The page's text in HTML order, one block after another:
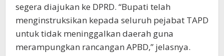
segera diajukan ke DPRD. “Bupati telah
menginstruksikan kepada seluruh pejabat TAPD
untuk tidak meninggalkan daerah guna
merampungkan rancangan APBD,” jelasnya.